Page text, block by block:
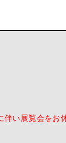
い展覧会をお